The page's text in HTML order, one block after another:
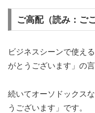
ご高配（読み：ご
ビジネスシーンで使え
がとうございます」の
続いてオーソドックス
うございます」です。